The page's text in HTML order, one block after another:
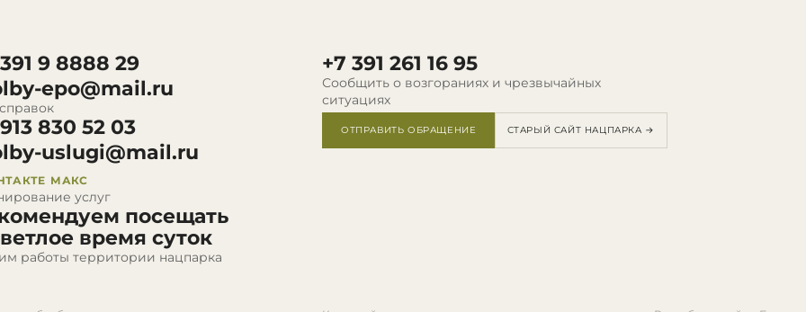
9 8888 29
epo@mail.ru
830 52 03
uslugi@mail.ru
МАКС
услуг
посещать
время суток
работы территории нацпарка
+7 391 261 16 95
Сообщить о возгораниях и чрезвычайных
ситуациях
ОТПРАВИТЬ ОБРАЩЕНИЕ СТАРЫЙ САЙТ НАЦПАРКА →